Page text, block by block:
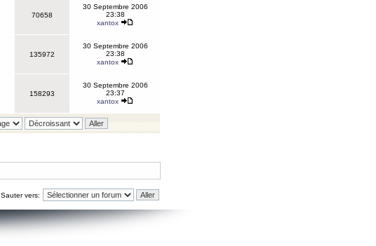
70658
30 Septembre 2006
23:38
xantox
135972
30 Septembre 2006
23:38
xantox
158293
30 Septembre 2006
23:37
xantox
Sauter vers: